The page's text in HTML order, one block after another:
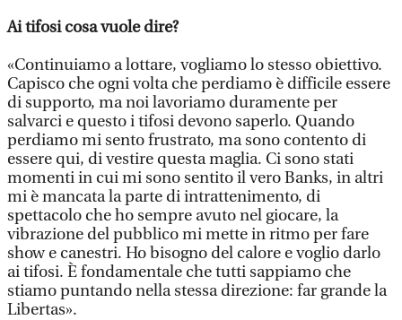
Ai tifosi cosa vuole dire?
«Continuiamo a lottare, vogliamo lo stesso obiettivo.
Capisco che ogni volta che perdiamo è difficile essere
di supporto, ma noi lavoriamo duramente per
salvarci e questo i tifosi devono saperlo. Quando
perdiamo mi sento frustrato, ma sono contento di
essere qui, di vestire questa maglia. Ci sono stati
momenti in cui mi sono sentito il vero Banks, in altri
mi è mancata la parte di intrattenimento, di
spettacolo che ho sempre avuto nel giocare, la
vibrazione del pubblico mi mette in ritmo per fare
show e canestri. Ho bisogno del calore e voglio darlo
ai tifosi. È fondamentale che tutti sappiamo che
stiamo puntando nella stessa direzione: far grande la
Libertas».